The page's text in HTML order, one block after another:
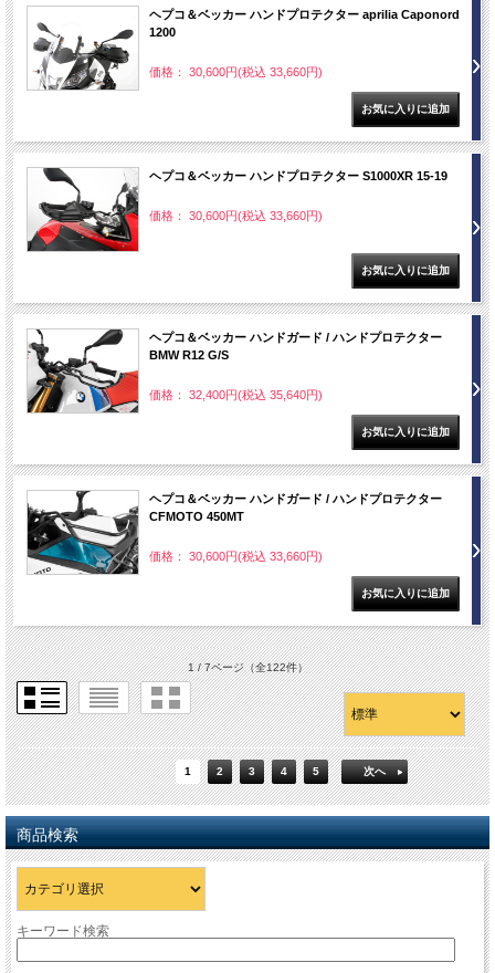
ヘプコ＆ベッカー ハンドプロテクター aprilia Caponord
1200
価格： 30,600円(税込 33,660円)
ヘプコ＆ベッカー ハンドプロテクター S1000XR 15-19
価格： 30,600円(税込 33,660円)
ヘプコ＆ベッカー ハンドガード / ハンドプロテクター
BMW R12 G/S
価格： 32,400円(税込 35,640円)
ヘプコ＆ベッカー ハンドガード / ハンドプロテクター
CFMOTO 450MT
価格： 30,600円(税込 33,660円)
1 / 7ページ（全122件）
1 2 3 4 5 次へ
商品検索
キーワード検索